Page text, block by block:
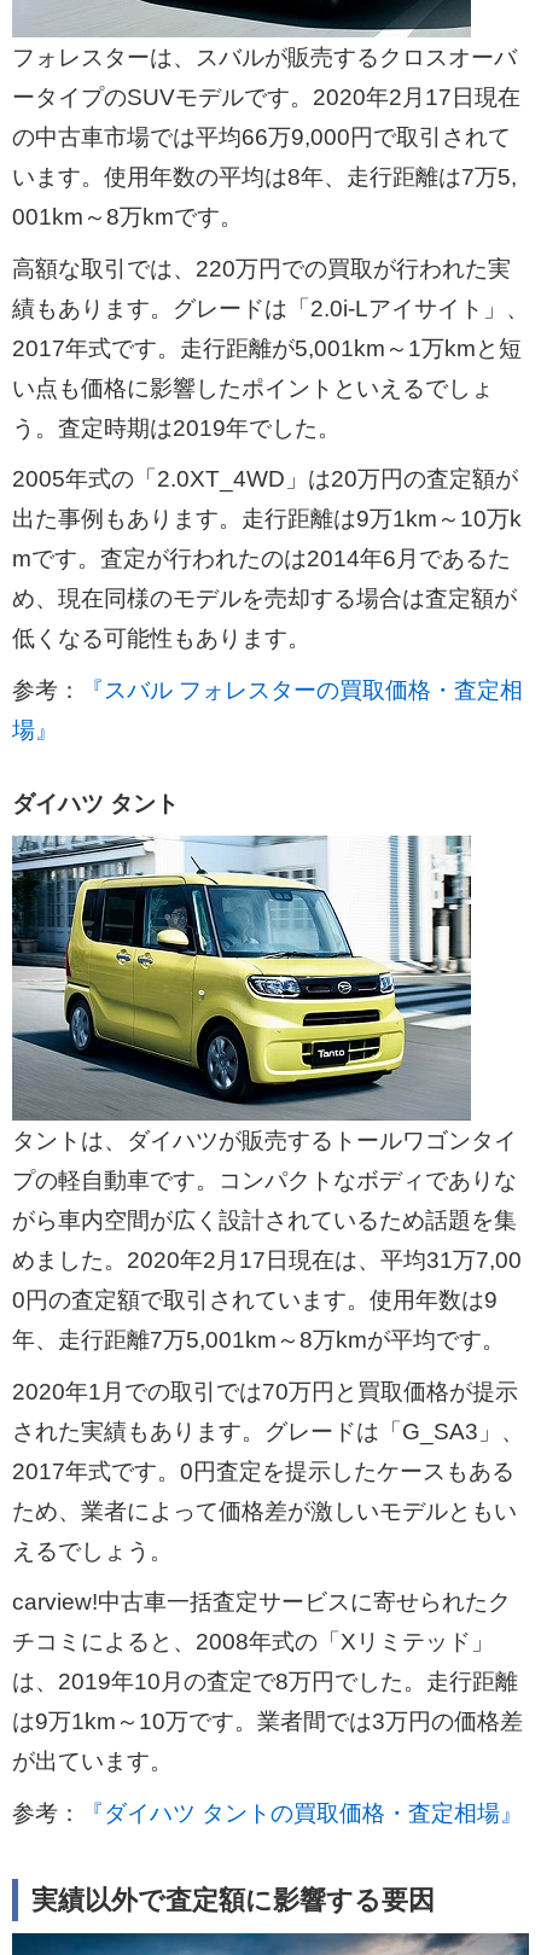
フォレスターは、スバルが販売するクロスオーバ
ータイプのSUVモデルです。2020年2月17日現在
の中古車市場では平均66万9,000円で取引されて
います。使用年数の平均は8年、走行距離は7万5,
001km～8万kmです。
高額な取引では、220万円での買取が行われた実
績もあります。グレードは「2.0i-Lアイサイト」、
2017年式です。走行距離が5,001km～1万kmと短
い点も価格に影響したポイントといえるでしょ
う。査定時期は2019年でした。
2005年式の「2.0XT_4WD」は20万円の査定額が
出た事例もあります。走行距離は9万1km～10万k
mです。査定が行われたのは2014年6月であるた
め、現在同様のモデルを売却する場合は査定額が
低くなる可能性もあります。
参考：
『スバル フォレスターの買取価格・査定相
場』
ダイハツ タント
タントは、ダイハツが販売するトールワゴンタイ
プの軽自動車です。コンパクトなボディでありな
がら車内空間が広く設計されているため話題を集
めました。2020年2月17日現在は、平均31万7,00
0円の査定額で取引されています。使用年数は9
年、走行距離7万5,001km～8万kmが平均です。
2020年1月での取引では70万円と買取価格が提示
された実績もあります。グレードは「G_SA3」、
2017年式です。0円査定を提示したケースもある
ため、業者によって価格差が激しいモデルともい
えるでしょう。
carview!中古車一括査定サービスに寄せられたク
チコミによると、2008年式の「Xリミテッド」
は、2019年10月の査定で8万円でした。走行距離
は9万1km～10万です。業者間では3万円の価格差
が出ています。
参考： 『ダイハツ タントの買取価格・査定相場』
実績以外で査定額に影響する要因